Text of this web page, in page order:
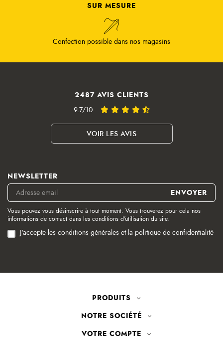
SUR MESURE
Confection possible dans nos magasins
2487 AVIS CLIENTS
9.7/10
VOIR LES AVIS
NEWSLETTER
Vous pouvez vous désinscrire à tout moment. Vous trouverez pour cela nos
informations de contact dans les conditions d'utilisation du site.
J'accepte les conditions générales et la politique de confidentialité
PRODUITS
NOTRE SOCIÉTÉ
VOTRE COMPTE